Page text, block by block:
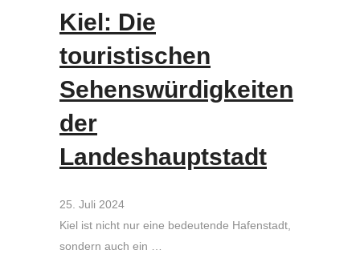
Kiel: Die
touristischen
Sehenswürdigkeiten
der
Landeshauptstadt
25. Juli 2024
Kiel ist nicht nur eine bedeutende Hafenstadt,
sondern auch ein …